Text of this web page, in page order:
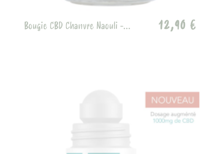
Bougie CBD Chanvre Naouli -... 12,90 €